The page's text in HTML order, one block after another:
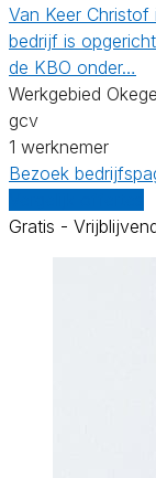
Van Keer
bedrijf is
de KBO onder…
Werkgebied
gcv
1 werknemer
Bezoek
Gratis -